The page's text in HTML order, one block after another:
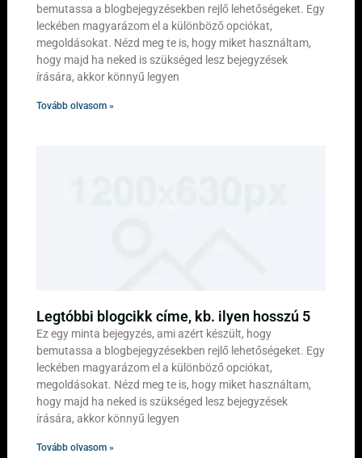
bemutassa a blogbejegyzésekben rejlő lehetőségeket. Egy
leckében magyarázom el a különböző opciókat,
megoldásokat. Nézd meg te is, hogy miket használtam,
hogy majd ha neked is szükséged lesz bejegyzések
írására, akkor könnyű legyen
Tovább olvasom »
Legtóbbi blogcikk címe, kb. ilyen hosszú 5
Ez egy minta bejegyzés, ami azért készült, hogy
bemutassa a blogbejegyzésekben rejlő lehetőségeket. Egy
leckében magyarázom el a különböző opciókat,
megoldásokat. Nézd meg te is, hogy miket használtam,
hogy majd ha neked is szükséged lesz bejegyzések
írására, akkor könnyű legyen
Tovább olvasom »